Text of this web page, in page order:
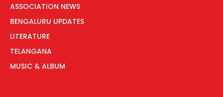
ASSOCIATION NEWS
BENGALURU UPDATES
LITERATURE
TELANGANA
MUSIC & ALBUM